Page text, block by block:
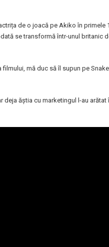
de o joacă pe Akiko în primele
se transformă într-unul britanic
mă duc să îl supun pe Snake
ăștia cu marketingul l-au arătat